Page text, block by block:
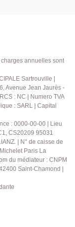
des
rare sur le
plus
annuelles sont
Sartrouville |
Avenue Jean Jaurès -
: NC | Numero TVA
: SARL | Capital
: 0000-00-00 | Lieu
CS20209 95031
| N° de caisse de
Paris La
du médiateur : CNPM
Saint-Chamond |